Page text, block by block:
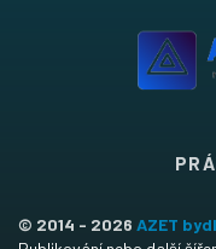
© 2014 - 2026 AZET